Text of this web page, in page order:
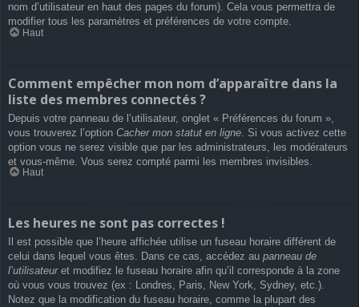
nom d’utilisateur en haut des pages du forum). Cela vous permettra de
modifier tous les paramètres et préférences de votre compte.
Haut
Comment empêcher mon nom d’apparaître dans la
liste des membres connectés ?
Depuis votre panneau de l’utilisateur, onglet « Préférences du forum »,
vous trouverez l’option Cacher mon statut en ligne . Si vous activez cette
option vous ne serez visible que par les administrateurs, les modérateurs
et vous-même. Vous serez compté parmi les membres invisibles.
Haut
Les heures ne sont pas correctes !
Il est possible que l’heure affichée utilise un fuseau horaire différent de
celui dans lequel vous êtes. Dans ce cas, accédez au panneau de
l’utilisateuret modifiez le fuseau horaire afin qu’il corresponde à la zone
où vous vous trouvez (ex : Londres, Paris, New York, Sydney, etc.).
Notez que la modification du fuseau horaire, comme la plupart des